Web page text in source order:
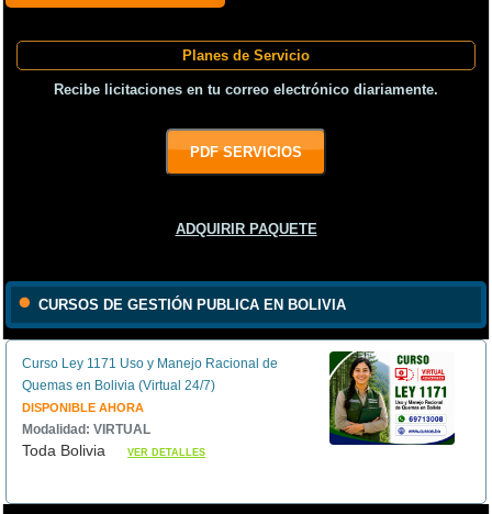
Planes de Servicio
Recibe licitaciones en tu correo electrónico diariamente.
PDF SERVICIOS
ADQUIRIR PAQUETE
CURSOS DE GESTIÓN PUBLICA EN BOLIVIA
Curso Ley 1171 Uso y Manejo Racional de
Quemas en Bolivia (Virtual 24/7)
DISPONIBLE AHORA
Modalidad: VIRTUAL
Toda BoliviaVER DETALLES